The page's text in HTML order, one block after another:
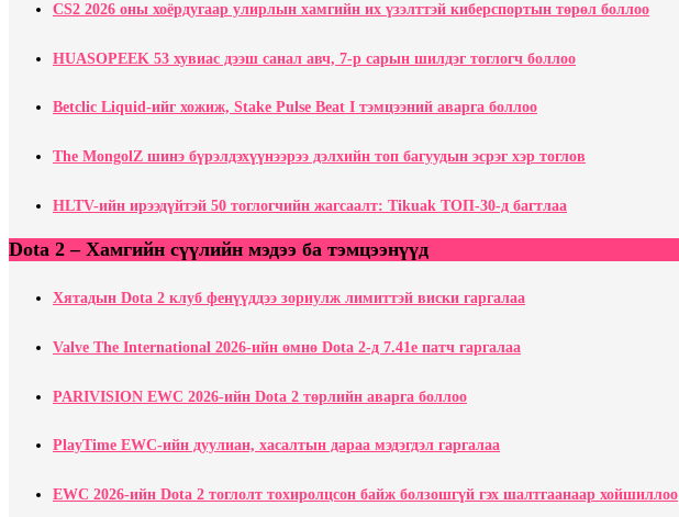
CS2 2026 оны хоёрдугаар улирлын хамгийн их үзэлттэй киберспортын төрөл боллоо
HUASOPEEK 53 хувиас дээш санал авч, 7-р сарын шилдэг тоглогч боллоо
Betclic Liquid-ийг хожиж, Stake Pulse Beat I тэмцээний аварга боллоо
The MongolZ шинэ бүрэлдэхүүнээрээ дэлхийн топ багуудын эсрэг хэр тоглов
HLTV-ийн ирээдүйтэй 50 тоглогчийн жагсаалт: Tikuak ТОП-30-д багтлаа
Dota 2 – Хамгийн сүүлийн мэдээ ба тэмцээнүүд
Хятадын Dota 2 клуб фенүүддээ зориулж лимиттэй виски гаргалаа
Valve The International 2026-ийн өмнө Dota 2-д 7.41e патч гаргалаа
PARIVISION EWC 2026-ийн Dota 2 төрлийн аварга боллоо
PlayTime EWC-ийн дуулиан, хасалтын дараа мэдэгдэл гаргалаа
EWC 2026-ийн Dota 2 тоглолт тохиролцсон байж болзошгүй гэх шалтгаанаар хойшиллоо